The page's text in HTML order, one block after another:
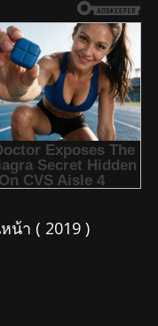
น้า ( 2019 )